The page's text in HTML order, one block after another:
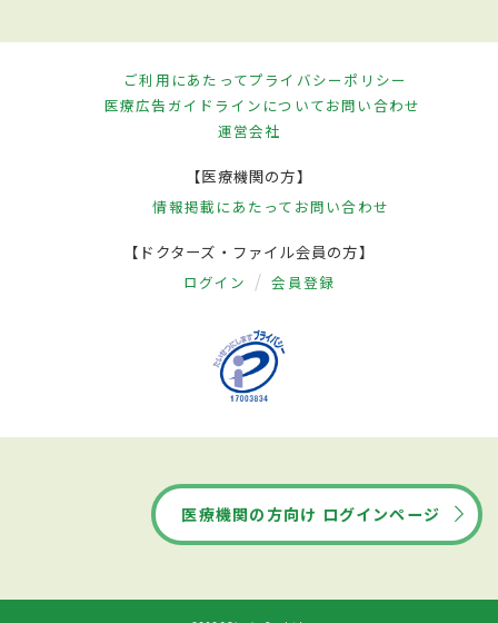
ご利用にあたってプライバシーポリシー
医療広告ガイドラインについてお問い合わせ
運営会社
【医療機関の方】
情報掲載にあたって お問い合わせ
【ドクターズ・ファイル会員の方】
ログイン 会員登録
医療機関の方向け ログインページ